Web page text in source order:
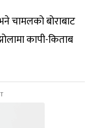
चामलको बोराबाट
कापी-किताब